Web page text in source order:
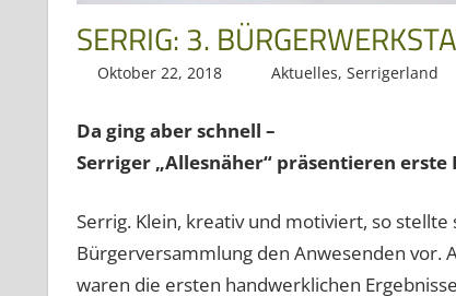
SERRIG: 3.
Oktober 22, 2018 Regio3
Aktuelles, Serrigerland
Da ging aber schnell –
Serriger „Allesnäher“ präsentieren
Serrig. Klein, kreativ und motiviert, so
Bürgerversammlung den Anwesenden vor.
waren die ersten handwerklichen